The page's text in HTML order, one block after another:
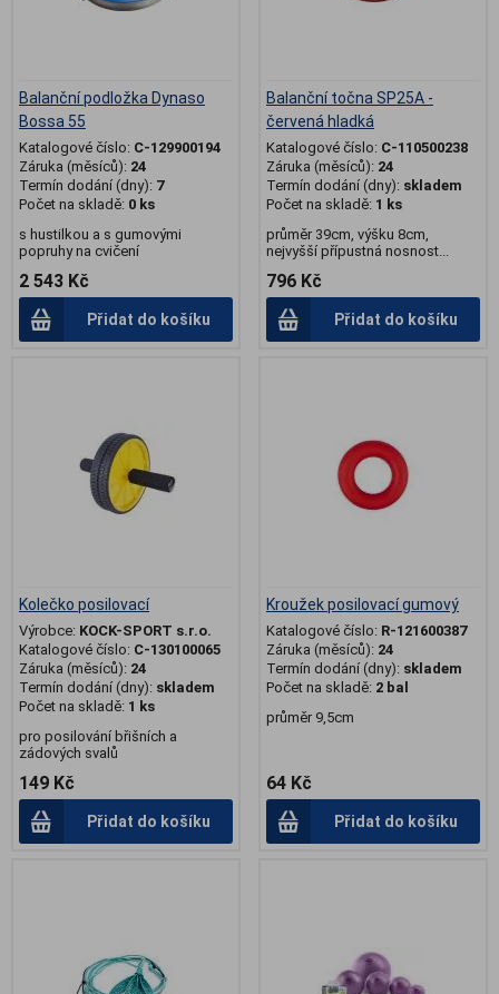
Balanční podložka Dynaso
Bossa 55
Katalogové číslo: C-129900194
Záruka (měsíců): 24
Termín dodání (dny): 7
Počet na skladě: 0 ks
s hustilkou a s gumovými
popruhy na cvičení
2 543 Kč
Přidat do košíku
Balanční točna SP25A -
červená hladká
Katalogové číslo: C-110500238
Záruka (měsíců): 24
Termín dodání (dny): skladem
Počet na skladě: 1 ks
průměr 39cm, výšku 8cm,
nejvyšší přípustná nosnost...
796 Kč
Přidat do košíku
Kolečko posilovací
Výrobce: KOCK-SPORT s.r.o.
Katalogové číslo: C-130100065
Záruka (měsíců): 24
Termín dodání (dny): skladem
Počet na skladě: 1 ks
pro posilování břišních a
zádových svalů
149 Kč
Přidat do košíku
Kroužek posilovací gumový
Katalogové číslo: R-121600387
Záruka (měsíců): 24
Termín dodání (dny): skladem
Počet na skladě: 2 bal
průměr 9,5cm
64 Kč
Přidat do košíku